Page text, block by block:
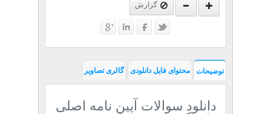
گزارش
توضیحات محتوای فایل دانلودی گالری تصاویر
دانلود سوالات آیین نامه اصلی